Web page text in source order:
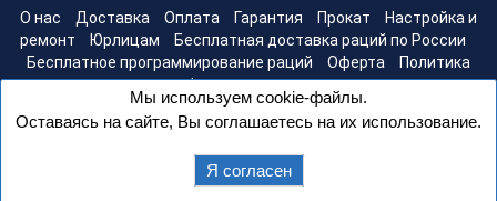
О нас Доставка Оплата Гарантия Прокат
Настройка и
ремонт
Юрлицам
Бесплатная доставка раций по России
Бесплатное программирование раций
Оферта
Политика
конфиденциальности
Мы используем cookie-файлы.
Оставаясь на сайте, Вы соглашаетесь на их использование.
Я согласен